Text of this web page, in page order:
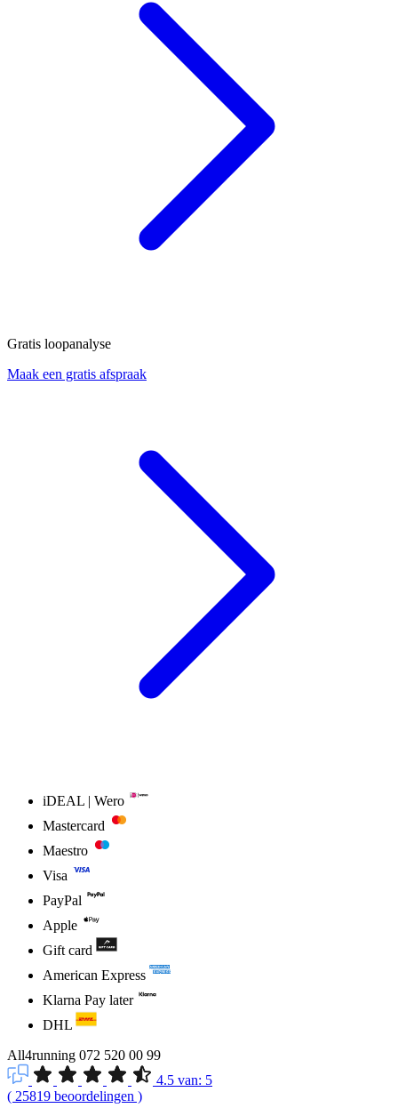
Gratis loopanalyse
Maak een gratis afspraak
iDEAL | Wero
Mastercard
Maestro
Visa
PayPal
Apple
Gift card
American Express
Klarna Pay later
DHL
All4running 072 520 00 99
4.5 van: 5
( 25819 beoordelingen )